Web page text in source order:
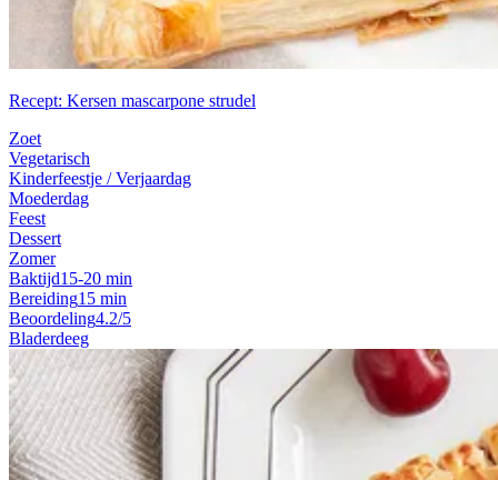
Recept: Kersen mascarpone strudel
Zoet
Vegetarisch
Kinderfeestje / Verjaardag
Moederdag
Feest
Dessert
Zomer
Baktijd15-20 min
Bereiding15 min
Beoordeling4.2/5
Bladerdeeg